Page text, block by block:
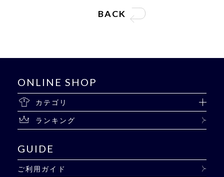
BACK
ONLINE SHOP
カテゴリ
ランキング
GUIDE
ご利用ガイド